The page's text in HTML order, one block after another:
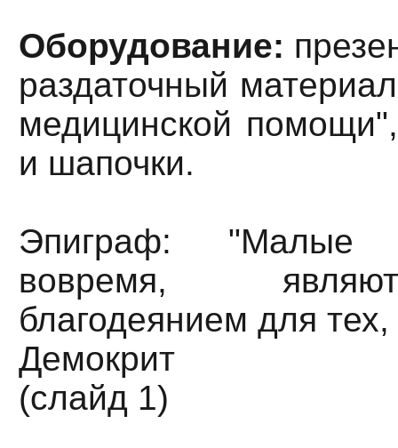
Оборудование:
раздаточный
медицинской
и шапочки.
Эпиграф: "Малые
вовремя,
благодеянием для
Демокрит
(слайд 1)